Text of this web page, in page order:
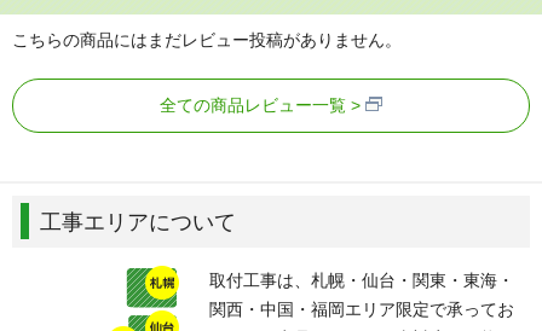
こちらの商品にはまだレビュー投稿がありません。
全ての商品レビュー一覧
工事エリアについて
取付工事は、札幌・仙台・関東・東海・
関西・中国・福岡エリア限定で承ってお